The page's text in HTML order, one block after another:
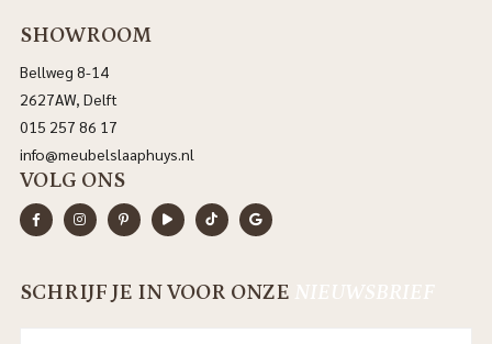
SHOWROOM
Bellweg 8-14
2627AW, Delft
015 257 86 17
info@meubelslaaphuys.nl
VOLG ONS
SCHRIJF JE IN VOOR ONZE NIEUWSBRIEF